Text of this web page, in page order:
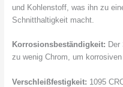
und Kohlenstoff, was ihn zu
Schnitthaltigkeit macht.
Korrosionsbeständigkeit:
zu wenig Chrom, um
Verschleißfestigkeit: 1095